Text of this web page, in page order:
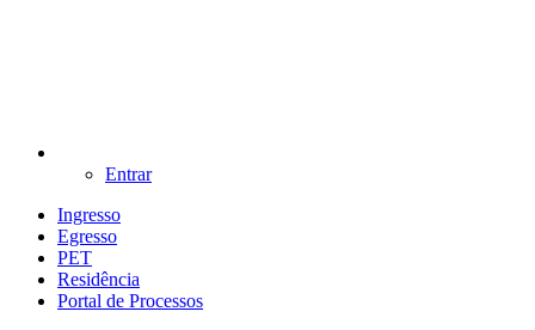
Entrar
Ingresso
Egresso
PET
Residência
Portal de Processos